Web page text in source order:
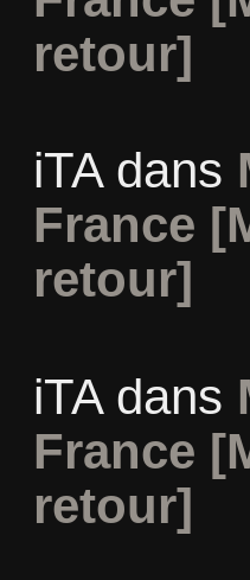
retour]
iTAdans
France
retour]
iTAdans
France
retour]